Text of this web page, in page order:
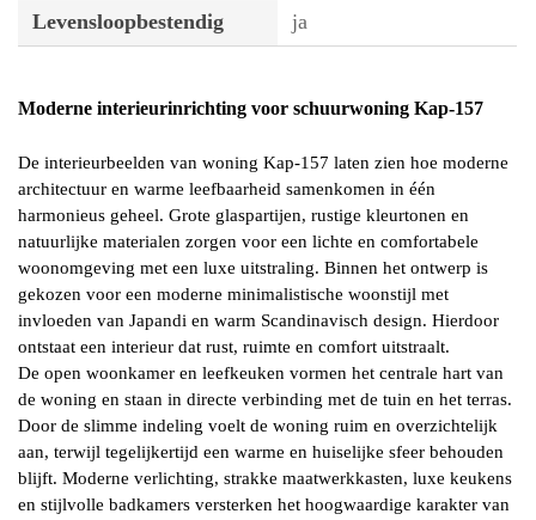
Levensloopbestendig
ja
Moderne interieurinrichting voor schuurwoning Kap-157
De interieurbeelden van woning Kap-157 laten zien hoe moderne
architectuur en warme leefbaarheid samenkomen in één
harmonieus geheel. Grote glaspartijen, rustige kleurtonen en
natuurlijke materialen zorgen voor een lichte en comfortabele
woonomgeving met een luxe uitstraling. Binnen het ontwerp is
gekozen voor een moderne minimalistische woonstijl met
invloeden van Japandi en warm Scandinavisch design. Hierdoor
ontstaat een interieur dat rust, ruimte en comfort uitstraalt.
De open woonkamer en leefkeuken vormen het centrale hart van
de woning en staan in directe verbinding met de tuin en het terras.
Door de slimme indeling voelt de woning ruim en overzichtelijk
aan, terwijl tegelijkertijd een warme en huiselijke sfeer behouden
blijft. Moderne verlichting, strakke maatwerkkasten, luxe keukens
en stijlvolle badkamers versterken het hoogwaardige karakter van